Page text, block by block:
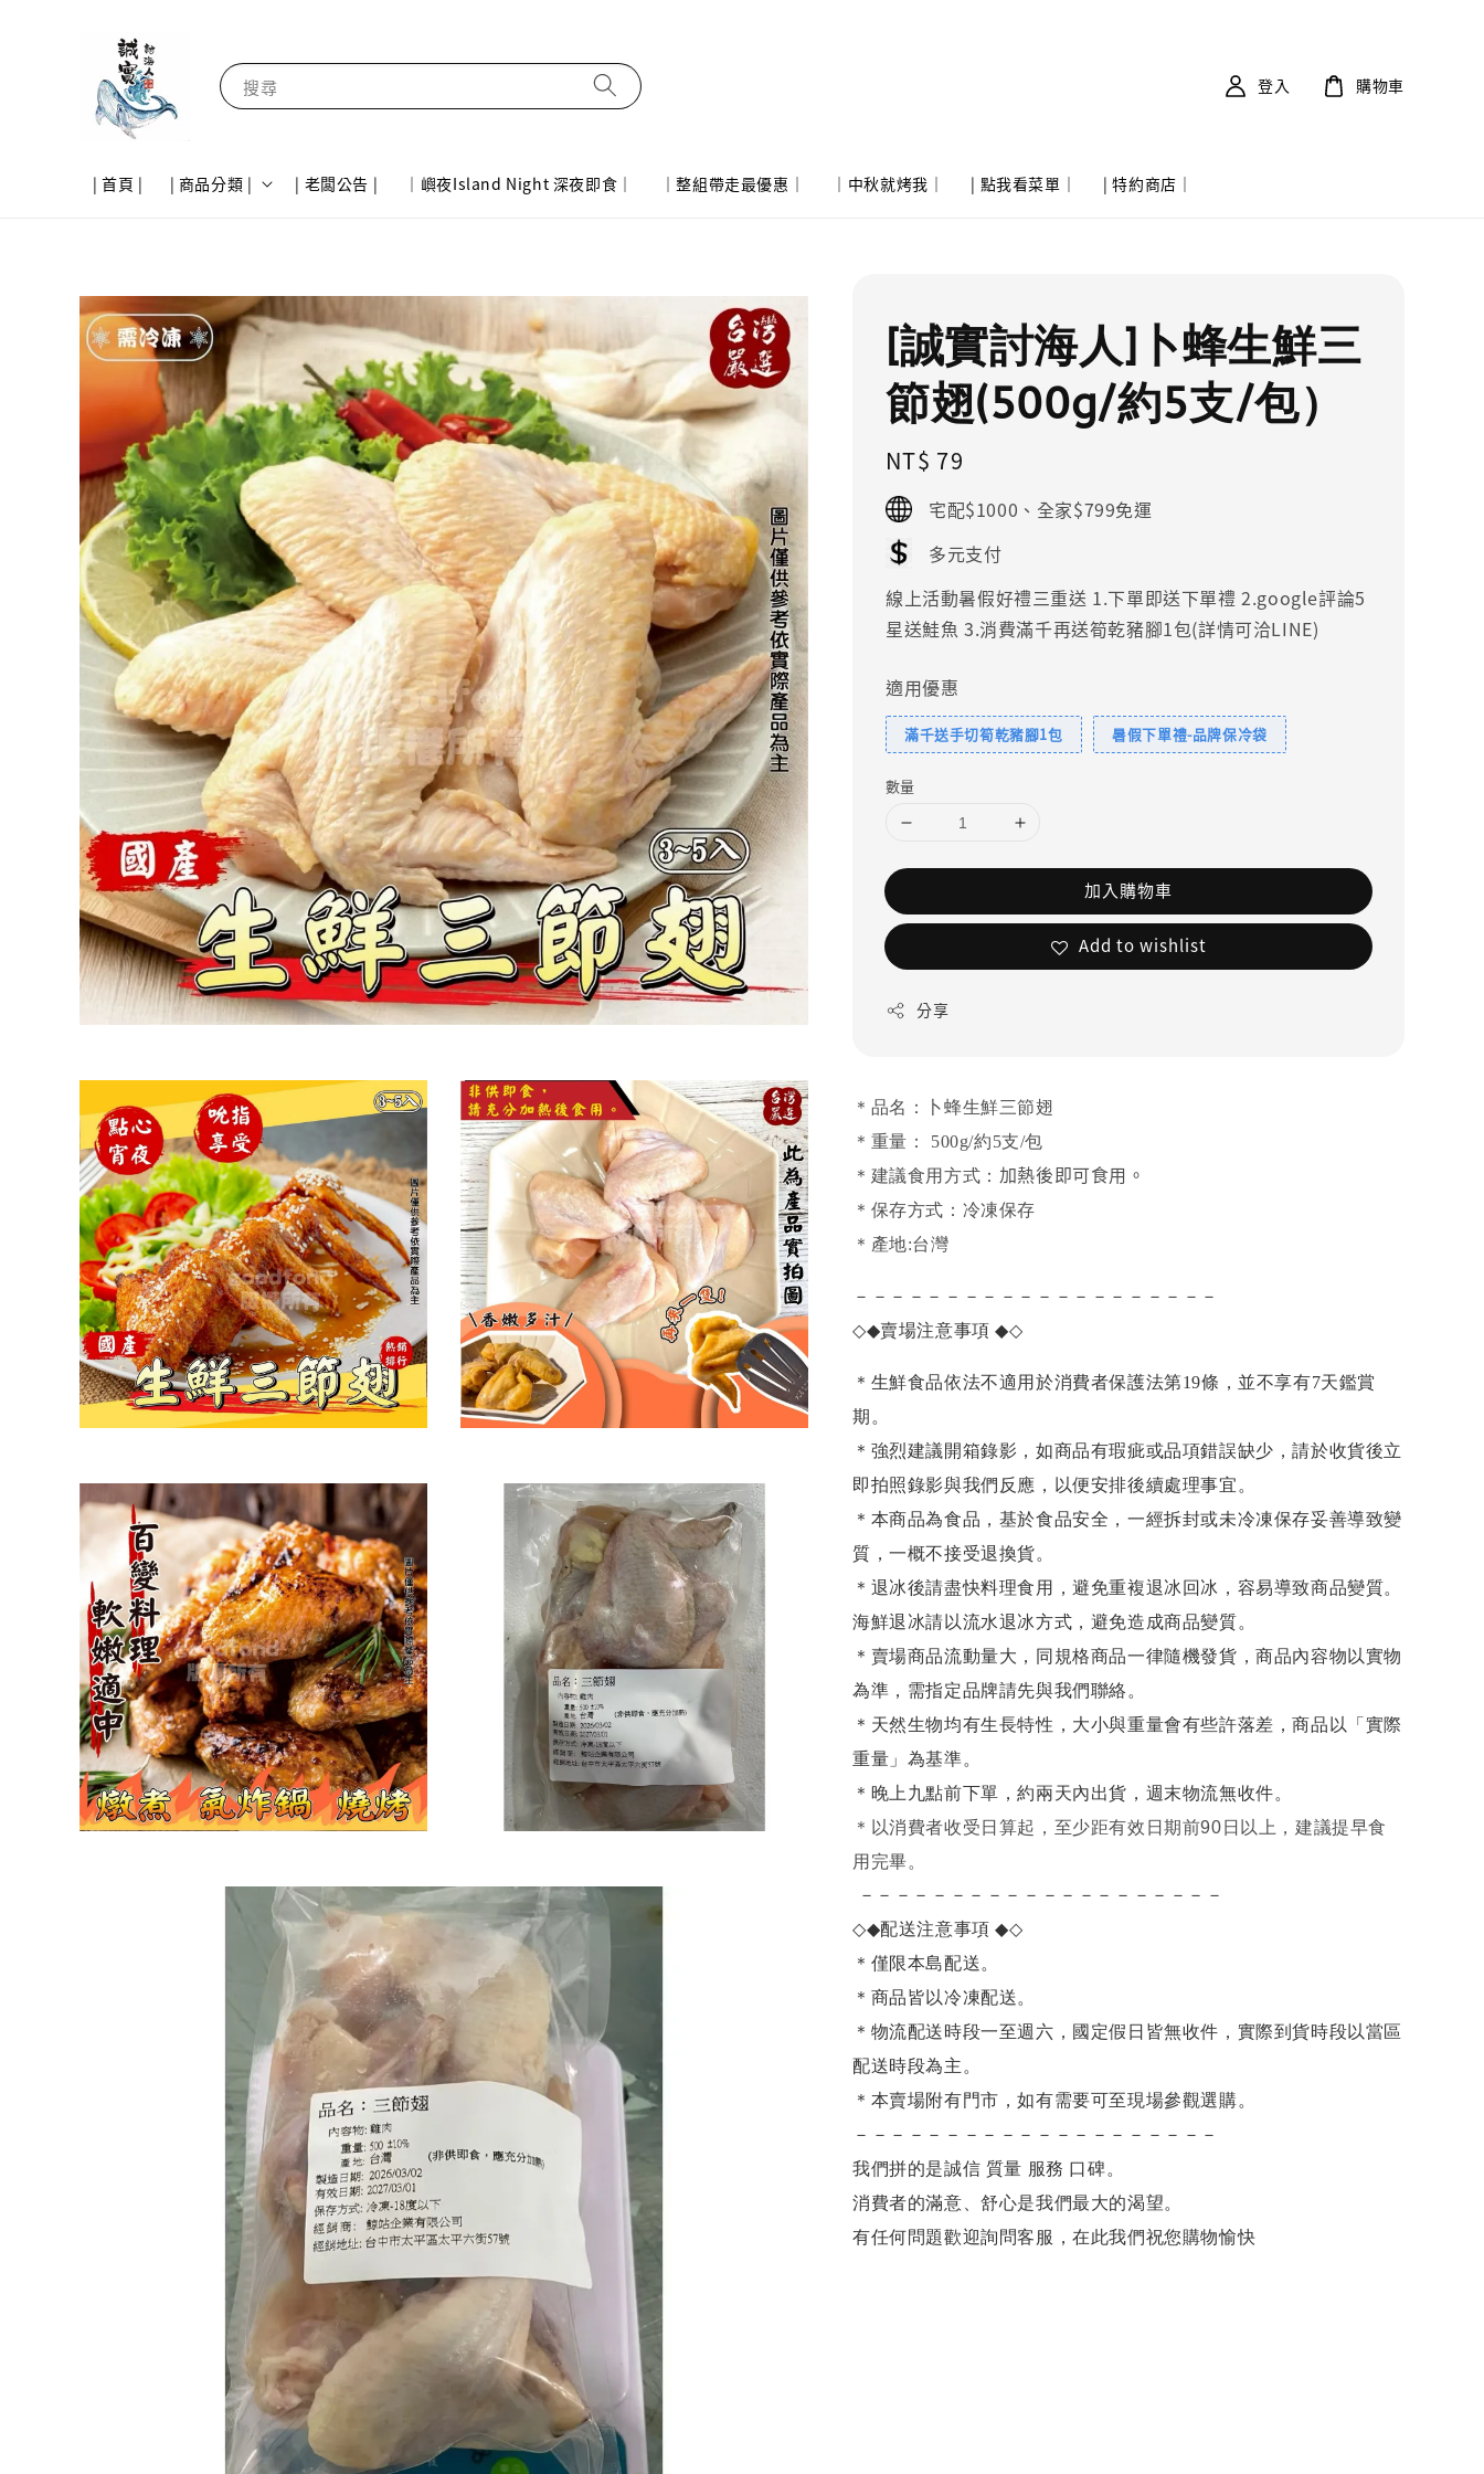
搜尋
| 首頁 | | 商品分類 | | 老闆公告 | ｜嶼夜Island Night 深夜即食｜ ｜整組帶走最優惠｜ ｜中秋就烤我｜ | 點我看菜單｜ | 特約商店｜
登入 購物車
[誠實討海人]卜蜂生鮮三
節翅(500g/約5支/包）
Regular
price
NT$ 79
宅配$1000、全家$799免運
多元支付
線上活動暑假好禮三重送 1.下單即送下單禮 2.google評論5
星送鮭魚 3.消費滿千再送筍乾豬腳1包(詳情可洽LINE)
適用優惠
滿千送手切筍乾豬腳1包 暑假下單禮-品牌保冷袋
數量
加入購物車
Add to wishlist
分享
＊品名：卜蜂生鮮三節翅
＊重量： 500g/約5支/包
＊建議食用方式： 加熱後即可食用。
＊保存方式：冷凍保存
＊產地:台灣
－－－－－－－－－－－－－－－－－－－－
◇◆賣場注意事項◆◇
＊生鮮食品依法不適用於消費者保護法第19條，並不享有7天鑑賞
期。
＊強烈建議開箱錄影，如商品有瑕疵或品項錯誤缺少，請於收貨後立
即拍照錄影與我們反應，以便安排後續處理事宜。
＊本商品為食品，基於食品安全，一經拆封或未冷凍保存妥善導致變
質，一概不接受退換貨。
＊退冰後請盡快料理食用，避免重複退冰回冰，容易導致商品變質。
海鮮退冰請以流水退冰方式，避免造成商品變質。
＊賣場商品流動量大，同規格商品一律隨機發貨，商品內容物以實物
為準，需指定品牌請先與我們聯絡。
＊天然生物均有生長特性，大小與重量會有些許落差，商品以「實際
重量」為基準。
＊晚上九點前下單，約兩天內出貨，週末物流無收件。
＊ 以消費者收受日算起，至少距有效日期前90日以上，建議提早食
用完畢。
－－－－－－－－－－－－－－－－－－－－
◇◆配送注意事項◆◇
＊僅限本島配送。
＊商品皆以冷凍配送。
＊物流配送時段一至週六，國定假日皆無收件，實際到貨時段以當區
配送時段為主。
＊本賣場附有門市，如有需要可至現場參觀選購。
－－－－－－－－－－－－－－－－－－－－
我們拼的是誠信 質量 服務 口碑。
消費者的滿意、舒心是我們最大的渴望。
有任何問題歡迎詢問客服，在此我們祝您購物愉快